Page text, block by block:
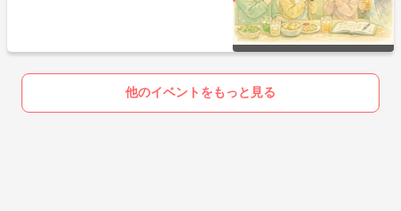
他のイベントをもっと見る